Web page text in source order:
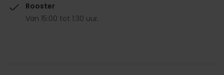
Rooster
Van 15:00 tot 1:30 uur.